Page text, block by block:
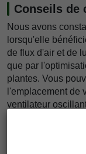
Conseils de
Nous avons
lorsqu'elle
de flux d'air et de
que par
plantes. Vous
l'emplacement de
ventilateur
aussi de
aspect givré